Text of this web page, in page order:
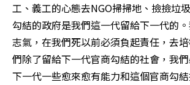
工、義工的心態去NGO掃掃地、撿撿垃
勾結的政府是我們這一代留給下一代的
志氣，在我們死以前必須負起責任，去
們除了留給下一代官商勾結的社會，我
下一代一些愈來愈有能力和這個官商勾